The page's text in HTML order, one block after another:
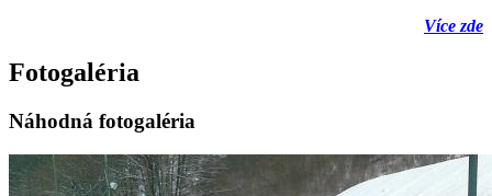
Více zde
Fotogaléria
Náhodná fotogaléria